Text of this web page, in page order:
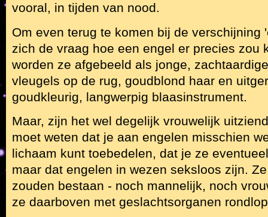
vooral, in tijden van nood.
Om even terug te komen bij de verschijning
zich de vraag hoe een engel er precies zou
worden ze afgebeeld als jonge,
vleugels op de rug, goudblond haar en
goudkleurig, langwerpig blaasinstrument.
Maar, zijn het wel degelijk vrouwelijk
moet weten dat je aan engelen misschien
lichaam kunt toebedelen, dat je ze
maar dat engelen in wezen seksloos zijn.
zouden bestaan - noch mannelijk, noch
ze daarboven met geslachtsorganen